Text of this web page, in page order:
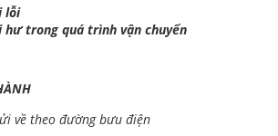
lỗi
hư trong quá trình vận chuyển
về theo đường bưu điện